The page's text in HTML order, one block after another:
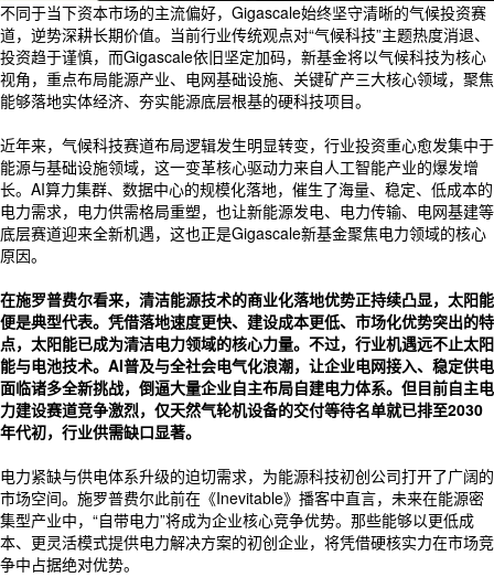
不同于当下资本市场的主流偏好，Gigascale始终坚守清晰的气候投资赛
道，逆势深耕长期价值。当前行业传统观点对“气候科技”主题热度消退、
投资趋于谨慎，而Gigascale依旧坚定加码，新基金将以气候科技为核心
视角，重点布局能源产业、电网基础设施、关键矿产三大核心领域，聚焦
能够落地实体经济、夯实能源底层根基的硬科技项目。
近年来，气候科技赛道布局逻辑发生明显转变，行业投资重心愈发集中于
能源与基础设施领域，这一变革核心驱动力来自人工智能产业的爆发增
长。AI算力集群、数据中心的规模化落地，催生了海量、稳定、低成本的
电力需求，电力供需格局重塑，也让新能源发电、电力传输、电网基建等
底层赛道迎来全新机遇，这也正是Gigascale新基金聚焦电力领域的核心
原因。
在施罗普费尔看来，清洁能源技术的商业化落地优势正持续凸显，太阳能
便是典型代表。凭借落地速度更快、建设成本更低、市场化优势突出的特
点，太阳能已成为清洁电力领域的核心力量。不过，行业机遇远不止太阳
能与电池技术。AI普及与全社会电气化浪潮，让企业电网接入、稳定供电
面临诸多全新挑战，倒逼大量企业自主布局自建电力体系。但目前自主电
力建设赛道竞争激烈，仅天然气轮机设备的交付等待名单就已排至2030
年代初，行业供需缺口显著。
电力紧缺与供电体系升级的迫切需求，为能源科技初创公司打开了广阔的
市场空间。施罗普费尔此前在《Inevitable》播客中直言，未来在能源密
集型产业中，“自带电力”将成为企业核心竞争优势。那些能够以更低成
本、更灵活模式提供电力解决方案的初创企业，将凭借硬核实力在市场竞
争中占据绝对优势。